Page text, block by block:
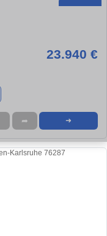
23.940 €
➦ ➜